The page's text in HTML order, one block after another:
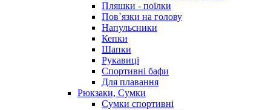
Пляшки - поїлки
Пов`язки на голову
Напульсники
Кепки
Шапки
Рукавиці
Спортивні бафи
Для плавання
Рюкзаки, Сумки
Сумки спортивні